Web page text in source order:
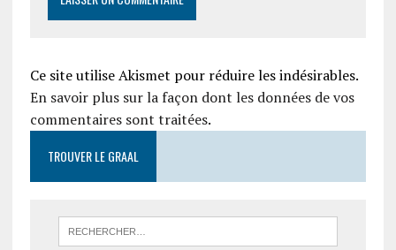
Ce site utilise Akismet pour réduire les indésirables.
En savoir plus sur la façon dont les données de vos
commentaires sont traitées.
TROUVER LE GRAAL